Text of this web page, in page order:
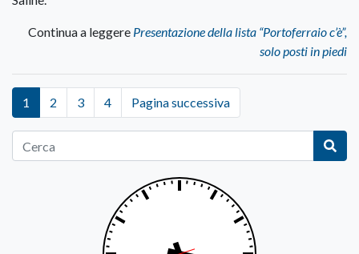
Continua a leggere Presentazione della lista “Portoferraio c’è”,
solo posti in piedi
1 2 3 4 Pagina successiva